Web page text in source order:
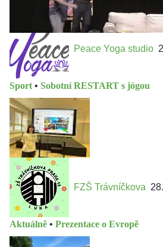
Peace Yoga studio
Sport • Sobotní RESTART s jógou
FZŠ Trávníčkova
Aktuálně • Prezentace o Evropě